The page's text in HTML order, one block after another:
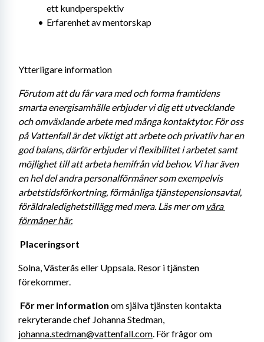
ett kundperspektiv
Erfarenhet av mentorskap
Ytterligare information
Förutom att du får vara med och forma framtidens
smarta energisamhälle erbjuder vi dig ett utvecklande
och omväxlande arbete med många kontaktytor. För oss
på Vattenfall är det viktigt att arbete och privatliv har en
god balans, därför erbjuder vi flexibilitet i arbetet samt
möjlighet till att arbeta hemifrån vid behov. Vi har även
en hel del andra personalförmåner som exempelvis
arbetstidsförkortning, förmånliga tjänstepensionsavtal,
föräldraledighetstillägg med mera. Läs mer om våra
förmåner här.
Placeringsort
Solna, Västerås eller Uppsala. Resor i tjänsten
förekommer.
För mer information om själva tjänsten kontakta
johanna.stedman@vattenfall.com. För frågor om